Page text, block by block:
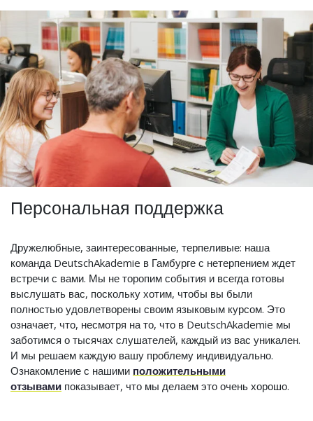
Персональная поддержка
Дружелюбные, заинтересованные, терпеливые: наша
команда DeutschAkademie в Гамбурге с нетерпением ждет
встречи с вами. Мы не торопим события и всегда готовы
выслушать вас, поскольку хотим, чтобы вы были
полностью удовлетворены своим языковым курсом. Это
означает, что, несмотря на то, что в DeutschAkademie мы
заботимся о тысячах слушателей, каждый из вас уникален.
И мы решаем каждую вашу проблему индивидуально.
Ознакомление с нашими положительными
отзывами показывает, что мы делаем это очень хорошо.